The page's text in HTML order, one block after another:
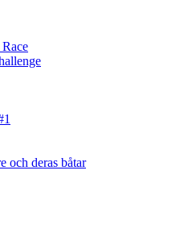
och deras båtar